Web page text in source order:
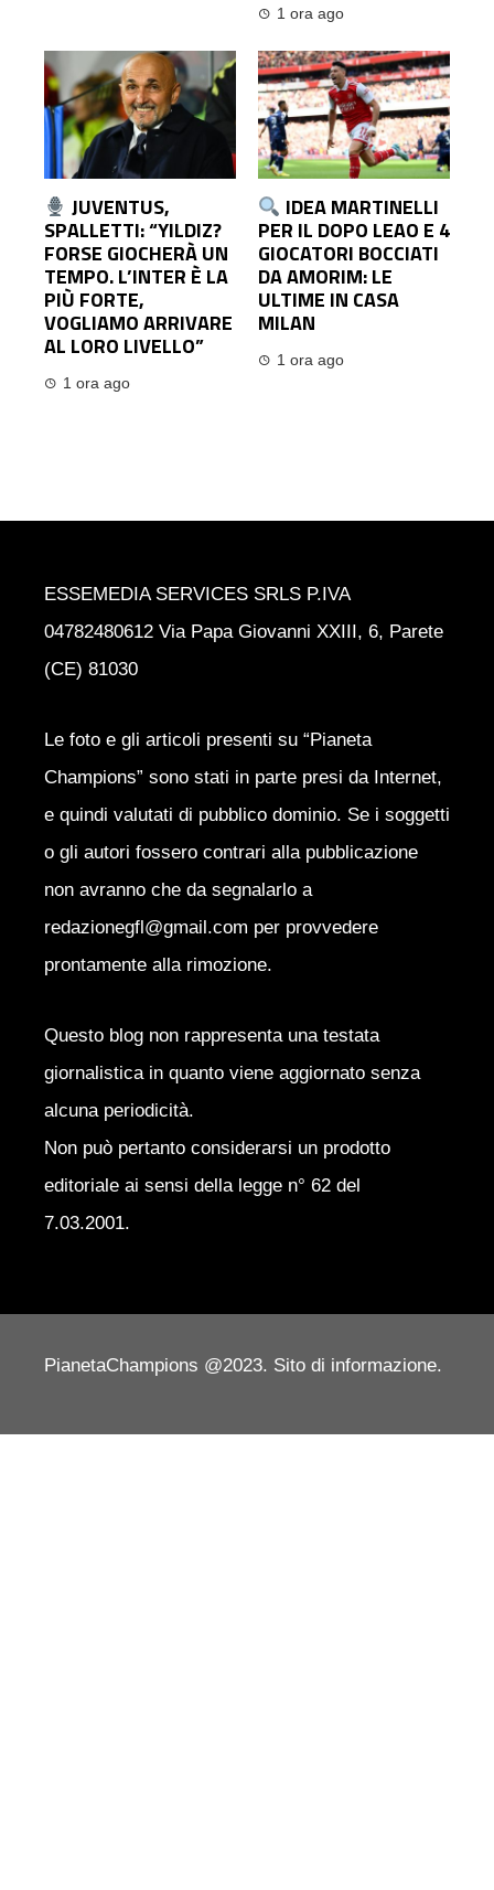
1 ora ago
JUVENTUS,
SPALLETTI: “YILDIZ?
FORSE GIOCHERÀ UN
TEMPO. L’INTER È LA
PIÙ FORTE,
VOGLIAMO ARRIVARE
AL LORO LIVELLO”
1 ora ago
IDEA MARTINELLI
PER IL DOPO LEAO E 4
GIOCATORI BOCCIATI
DA AMORIM: LE
ULTIME IN CASA
MILAN
1 ora ago
ESSEMEDIA SERVICES SRLS P.IVA
04782480612 Via Papa Giovanni XXIII, 6, Parete
(CE) 81030
Le foto e gli articoli presenti su “Pianeta
Champions” sono stati in parte presi da Internet,
e quindi valutati di pubblico dominio. Se i soggetti
o gli autori fossero contrari alla pubblicazione
non avranno che da segnalarlo a
redazionegfl@gmail.com per provvedere
prontamente alla rimozione.
Questo blog non rappresenta una testata
giornalistica in quanto viene aggiornato senza
alcuna periodicità.
Non può pertanto considerarsi un prodotto
editoriale ai sensi della legge n° 62 del
7.03.2001.
PianetaChampions @2023. Sito di informazione.